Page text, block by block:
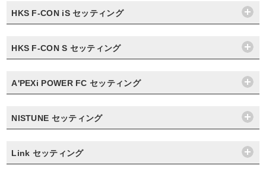
HKS F-CON iS セッティング
HKS F-CON S セッティング
A'PEXi POWER FC セッティング
NISTUNE セッティング
Link セッティング